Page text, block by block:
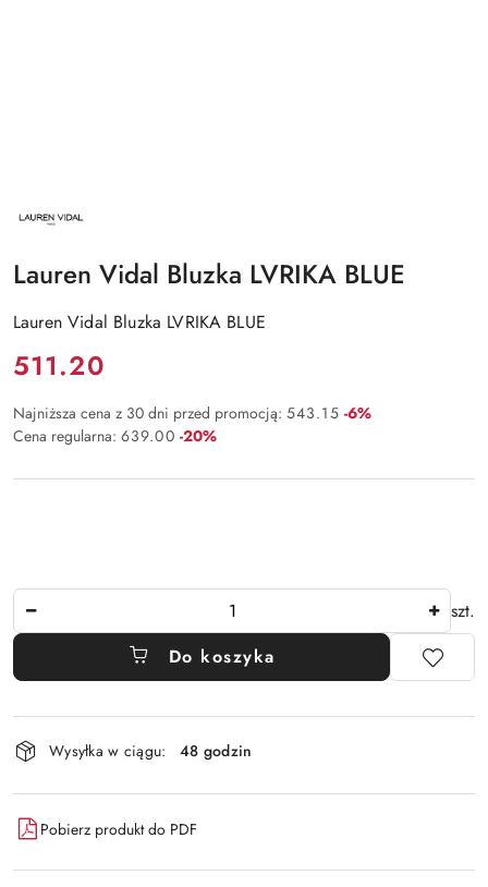
NAZWA
PRODUCENTA:
Lauren Vidal Bluzka LVRIKA BLUE
Lauren Vidal Bluzka LVRIKA BLUE
Cena:
511.20
Najniższa cena z 30 dni przed promocją: 543.15 Rabat:
-6%
Cena regularna: 639.00 Rabat:
-20%
szt.
Do koszyka
Dostępność
i
dostawa
Wysyłka w ciągu: 48 godzin
Pobierz produkt do PDF